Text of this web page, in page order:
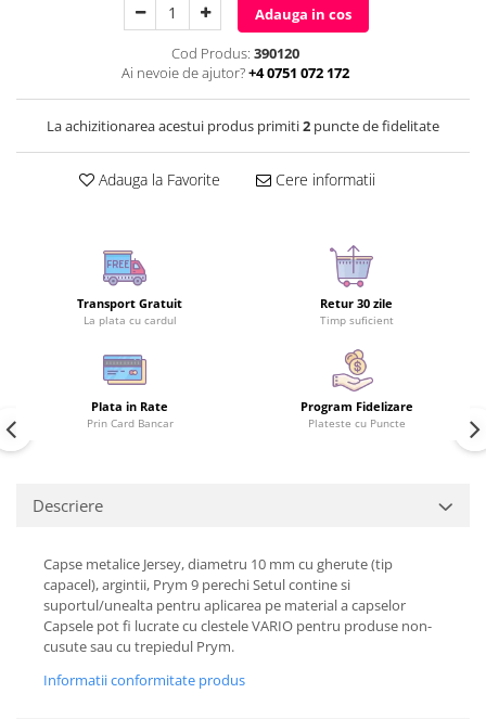
Adauga in cos
Cod Produs: 390120
Ai nevoie de ajutor?+4 0751 072 172
La achizitionarea acestui produs primiti2 puncte de fidelitate
Adauga la Favorite Cere informatii
Transport Gratuit
La plata cu cardul
Retur 30 zile
Timp suficient
Plata in Rate
Prin Card Bancar
Program Fidelizare
Plateste cu Puncte
Descriere
Capse metalice Jersey, diametru 10 mm cu gherute (tip
capacel), argintii, Prym 9 perechi Setul contine si
suportul/unealta pentru aplicarea pe material a capselor
Capsele pot fi lucrate cu clestele VARIO pentru produse non-
cusute sau cu trepiedul Prym.
Informatii conformitate produs